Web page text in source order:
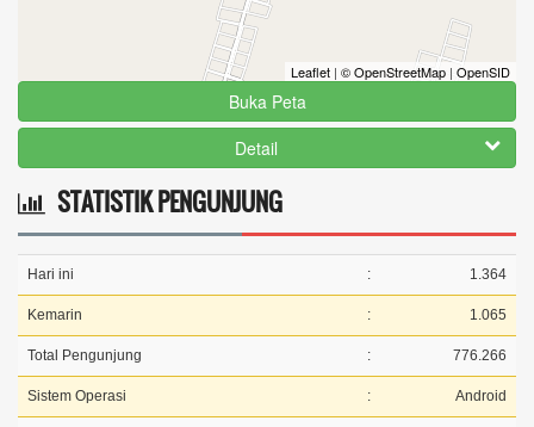
Leaflet | © OpenStreetMap | OpenSID
Buka Peta
Detail
STATISTIK PENGUNJUNG
Hari ini : 1.364
Kemarin : 1.065
Total Pengunjung : 776.266
Sistem Operasi : Android